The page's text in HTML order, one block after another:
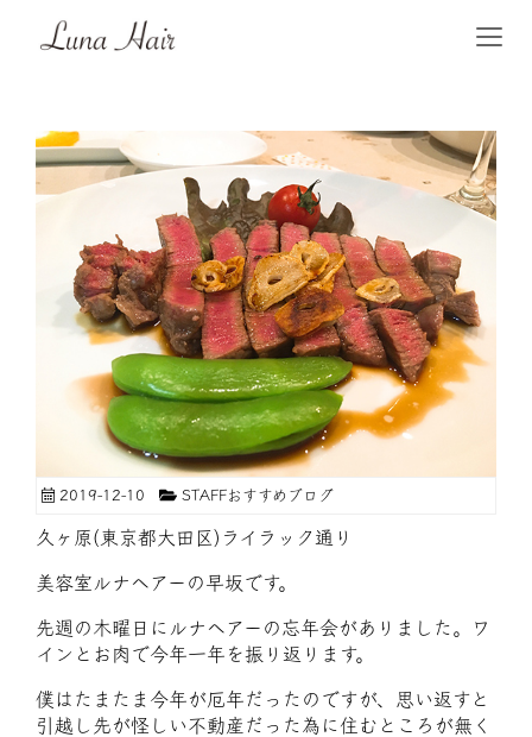
2019-12-10 STAFFおすすめブログ
久ヶ原(東京都大田区)ライラック通り
美容室ルナヘアーの早坂です。
先週の木曜日にルナヘアーの忘年会がありました。ワ
インとお肉で今年一年を振り返ります。
僕はたまたま今年が厄年だったのですが、思い返すと
引越し先が怪しい不動産だった為に住むところが無く